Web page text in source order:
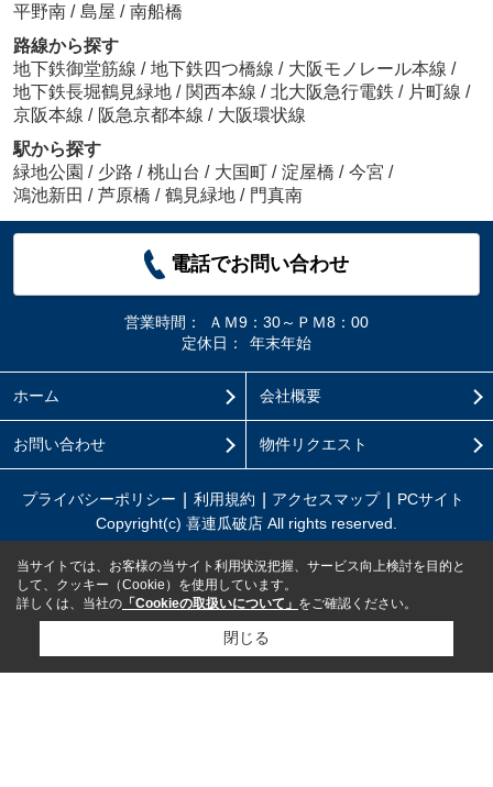
平野南 / 島屋 / 南船橋
路線から探す
地下鉄御堂筋線 / 地下鉄四つ橋線 / 大阪モノレール本線 /
地下鉄長堀鶴見緑地 / 関西本線 / 北大阪急行電鉄 / 片町線 /
京阪本線 / 阪急京都本線 / 大阪環状線
駅から探す
緑地公園 / 少路 / 桃山台 / 大国町 / 淀屋橋 / 今宮 /
鴻池新田 / 芦原橋 / 鶴見緑地 / 門真南
電話でお問い合わせ
営業時間：
ＡＭ9：30～ＰＭ8：00
定休日：
年末年始
ホーム 会社概要
お問い合わせ 物件リクエスト
プライバシーポリシー 利用規約 アクセスマップ
PCサイト
Copyright(c) 喜連瓜破店 All rights reserved.
当サイトでは、お客様の当サイト利用状況把握、サービス向上検討を目的と
して、クッキー（Cookie）を使用しています。
詳しくは、当社の 「Cookieの取扱いについて」 をご確認ください。
閉じる